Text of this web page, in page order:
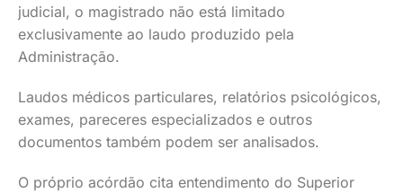
judicial, o magistrado não está limitado
exclusivamente ao laudo produzido pela
Administração.
Laudos médicos particulares, relatórios psicológicos,
exames, pareceres especializados e outros
documentos também podem ser analisados.
O próprio acórdão cita entendimento do Superior